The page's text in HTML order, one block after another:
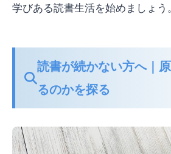
学びある読書生活を始めましょう。
読書が続かない方へ｜
るのかを探る